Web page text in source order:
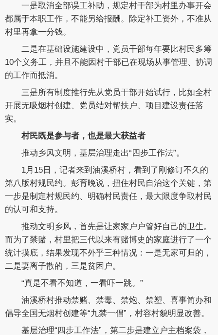
一是取消全部误工补助，规定村干部为村里办事开会
都属于本职工作，不能另给报酬。除定补工资外，不准从
村里再拿一分钱。
二是在基础设施建设中，党员干部每年要比村民多筹
10个义务工，并且不能因村干部已在现场从事管理、协调
的工作而抵消。
三是所有制度推行先从党员干部开始试行，比如全村
开展无吸烟村创建、党员结对帮扶户、项目建设责任落
实。
村民既是参与者，也是最大获益者
推动乡风文明，基层治理走出“四步工作法”。
1月15日，记者来到油溪桥村，看到了刚修订不久的
第八版村规民约。彭育晚说，扭住村民自治这个关键，第
一步是制定村规民约、明确村民责任，最大限度争取村民
的认可和支持。
推动文明乡风，首先是让家家户户管好自己的卫生。
而为了禁赌，村里把三代以来有赌博史的家庭进行了一个
统计摸底，结果发现不外乎三种情况：一是无家可归的，
二是妻离子散的，三是贫困户。
“真是不看不知道，一看吓一跳。”
油溪桥村推动禁赌、禁毒、禁炮、禁塑、喜事简办和
倡导全国无烟村创建等“九禁一倡”，村容村貌明显改善。
基层治理“四步工作法”，第二步是建立户主档案袋，